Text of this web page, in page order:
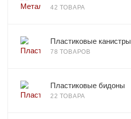
42 ТОВАРА
Пластиковые канистры
78 ТОВАРОВ
Пластиковые бидоны
22 ТОВАРА